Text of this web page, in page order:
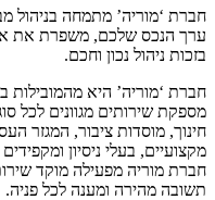
חברת ‘מוריה’ מתמחה בניהול
ערך הנכס שלכם, משפרת את
בזכות ניהול נכון וחכם.
חברת ‘מוריה’ היא מהמובילות
מספקת שירותים מגוונים לכל
חינוך, מוסדות ציבור, המגזר
מקצועיים, בעלי ניסיון
תשובה מהירה ומענה לכל פניה.